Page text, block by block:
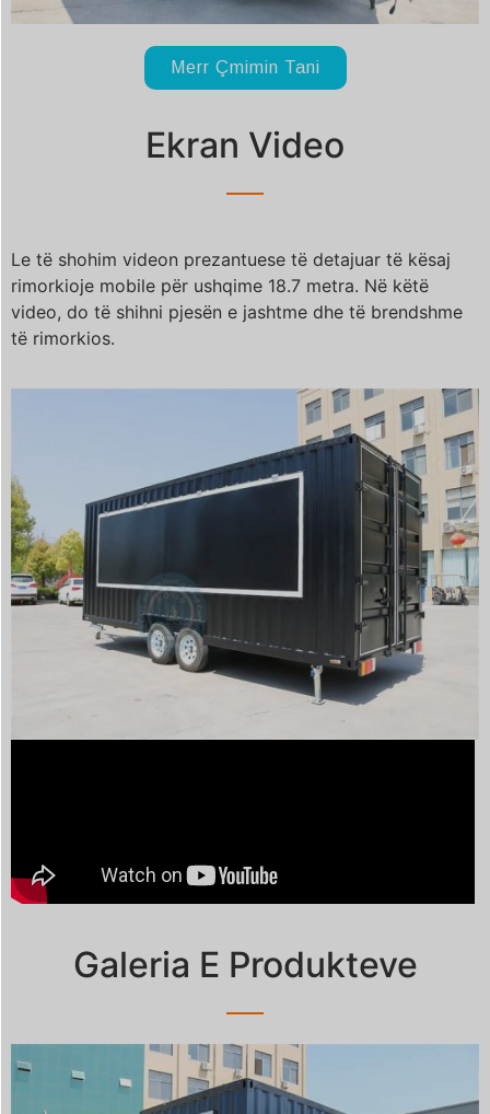
Merr Çmimin Tani
Ekran Video
Le të shohim videon prezantuese të detajuar të kësaj
rimorkioje mobile për ushqime 18.7 metra. Në këtë
video, do të shihni pjesën e jashtme dhe të brendshme
të rimorkios.
Galeria E Produkteve